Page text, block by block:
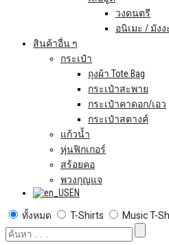
วงดนตรี
อนิเมะ / มังง
สินค้าอื่น ๆ
กระเป๋า
ถุงผ้า Tote Bag
กระเป๋าสะพาย
กระเป๋าคาดอก/เอว
กระเป๋าสตางค์
แก้วน้ำ
หุ่นฟิกเกอร์
สร้อยคอ
พวงกุญแจ
EN
ทั้งหมด T-Shirts Music T-